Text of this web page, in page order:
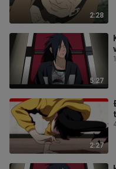
2:28
5:27
2:27